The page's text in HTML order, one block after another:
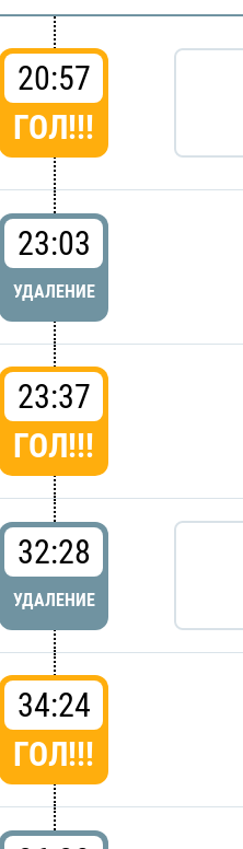
20:57
ГОЛ!!!
23:03
УДАЛЕНИЕ
23:37
ГОЛ!!!
32:28
УДАЛЕНИЕ
34:24
ГОЛ!!!